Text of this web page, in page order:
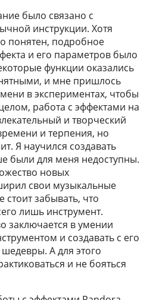
было связано с
инструкции. Хотя
понятен, подробное
и его параметров было
функции оказались
и мне пришлось
в экспериментах, чтобы
работа с эффектами на
и творческий
и терпения, но
Я научился создавать
были для меня недоступны.
новых
свои музыкальные
стоит забывать, что
лишь инструмент.
заключается в умении
и создавать с его
А для этого
и не бояться